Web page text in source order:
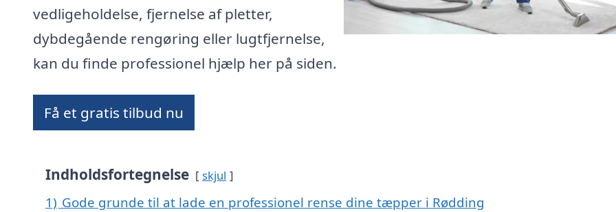
vedligeholdelse, fjernelse af pletter,
dybdegående rengøring eller lugtfjernelse,
kan du finde professionel hjælp her på siden.
Få et gratis tilbud nu
Indholdsfortegnelse skjul
1) Gode grunde til at lade en professionel rense dine tæpper i Rødding